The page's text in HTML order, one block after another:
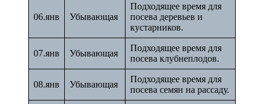
06.янв Убывающая
Подходящее время для
посева деревьев и
кустарников.
07.янв Убывающая
Подходящее время для
посева клубнеплодов.
08.янв Убывающая
Подходящее время для
посева семян на рассаду.